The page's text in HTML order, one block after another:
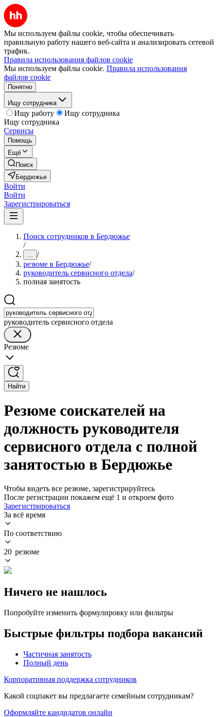
Мы используем файлы cookie, чтобы обеспечивать
правильную работу нашего веб-сайта и анализировать сетевой
трафик.
Правила использования файлов cookie
Мы используем файлы cookie. Правила использования
файлов cookie
Понятно
Ищу сотрудника
Ищу работу
Ищу сотрудника
Ищу сотрудника
Сервисы
Помощь
Ещё
Поиск
Бердюжье
Войти
Войти
Зарегистрироваться
Поиск сотрудников в Бердюжье
/
... /
резюме в Бердюжье/
руководитель сервисного отдела/
полная занятость
руководитель сервисного отдела
Резюме
Найти
Резюме соискателей на
должность руководителя
сервисного отдела с полной
занятостью в Бердюжье
Чтобы видеть все резюме, зарегистрируйтесь
После регистрации покажем ещё 1 и откроем фото
Зарегистрироваться
За всё время
По соответствию
20 резюме
Ничего не нашлось
Попробуйте изменить формулировку или фильтры
Быстрые фильтры подбора вакансий
Частичная занятость
Полный день
Корпоративная поддержка сотрудников
Какой соцпакет вы предлагаете семейным сотрудникам?
Оформляйте кандидатов онлайн